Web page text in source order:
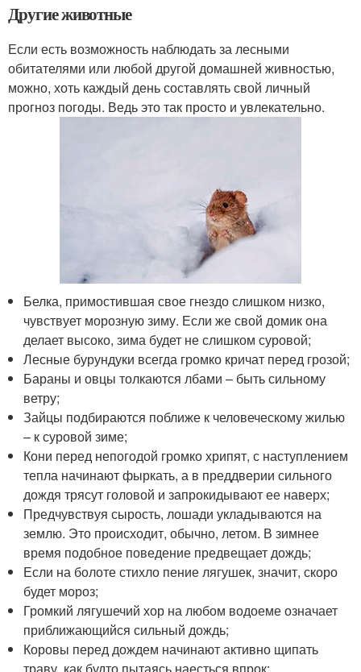
Другие животные
Если есть возможность наблюдать за лесными
обитателями или любой другой домашней живностью,
можно, хоть каждый день составлять свой личный
прогноз погоды. Ведь это так просто и увлекательно.
Белка, примостившая свое гнездо слишком низко,
чувствует морозную зиму. Если же свой домик она
делает высоко, зима будет не слишком суровой;
Лесные бурундуки всегда громко кричат перед грозой;
Бараны и овцы толкаются лбами – быть сильному
ветру;
Зайцы подбираются поближе к человеческому жилью
– к суровой зиме;
Кони перед непогодой громко хрипят, с наступлением
тепла начинают фыркать, а в преддверии сильного
дождя трясут головой и запрокидывают ее наверх;
Предчувствуя сырость, лошади укладываются на
землю. Это происходит, обычно, летом. В зимнее
время подобное поведение предвещает дождь;
Если на болоте стихло пение лягушек, значит, скоро
будет мороз;
Громкий лягушечий хор на любом водоеме означает
приближающийся сильный дождь;
Коровы перед дождем начинают активно щипать